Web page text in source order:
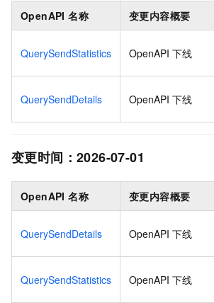
OpenAPI 名称 变更内容概要
QuerySendStatistics OpenAPI 下线
QuerySendDetails OpenAPI 下线
变更时间： 2026-07-01
OpenAPI 名称 变更内容概要
QuerySendDetails OpenAPI 下线
QuerySendStatistics OpenAPI 下线